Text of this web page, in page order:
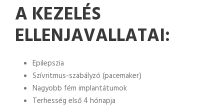
A KEZELÉS
ELLENJAVALLATAI:
Epilepszia
Szívritmus-szabályzó (pacemaker)
Nagyobb fém implantátumok
Terhesség első 4 hónapja